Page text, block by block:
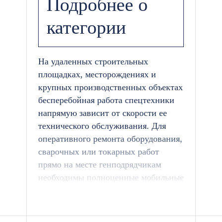
Подробнее о
категории
На удаленных строительных
площадках, месторождениях и
крупных производственных объектах
бесперебойная работа спецтехники
напрямую зависит от скорости ее
технического обслуживания. Для
оперативного ремонта оборудования,
сварочных или токарных работ
прямо на месте генподрядчикам
необходимы полноценные мобильные
Компания «БК-Ресурс»